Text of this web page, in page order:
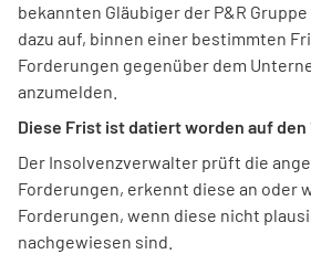
bekannten Gläubiger der P&R
dazu auf, binnen einer bestimmten
Forderungen gegenüber dem
anzumelden.
Diese Frist ist datiert worden auf den
Der Insolvenzverwalter prüft die
Forderungen, erkennt diese an oder
Forderungen, wenn diese nicht
nachgewiesen sind.